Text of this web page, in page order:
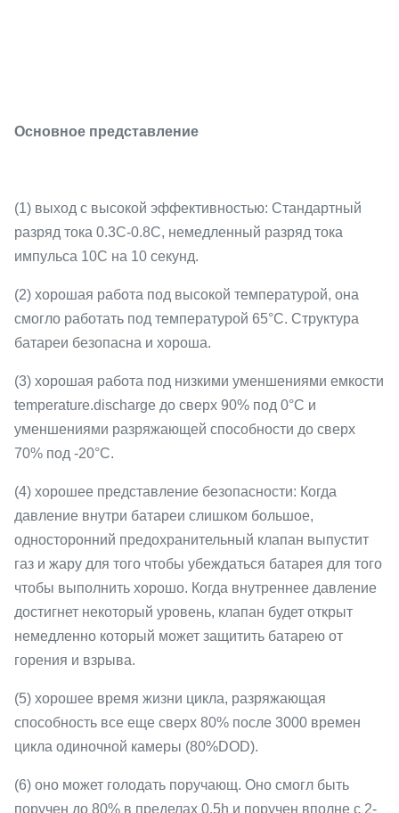
Основное представление
(1) выход с высокой эффективностью: Стандартный
разряд тока 0.3C-0.8C, немедленный разряд тока
импульса 10C на 10 секунд.
(2) хорошая работа под высокой температурой, она
смогло работать под температурой 65°C. Структура
батареи безопасна и хороша.
(3) хорошая работа под низкими уменшениями емкости
temperature.discharge до сверх 90% под 0°C и
уменшениями разряжающей способности до сверх
70% под -20°C.
(4) хорошее представление безопасности: Когда
давление внутри батареи слишком большое,
односторонний предохранительный клапан выпустит
газ и жару для того чтобы убеждаться батарея для того
чтобы выполнить хорошо. Когда внутреннее давление
достигнет некоторый уровень, клапан будет открыт
немедленно который может защитить батарею от
горения и взрыва.
(5) хорошее время жизни цикла, разряжающая
способность все еще сверх 80% после 3000 времен
цикла одиночной камеры (80%DOD).
(6) оно может голодать поручающ. Оно смогл быть
поручен до 80% в пределах 0.5h и поручен вполне с 2-